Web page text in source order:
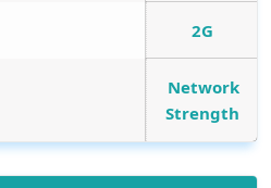
2G
Network
Strength